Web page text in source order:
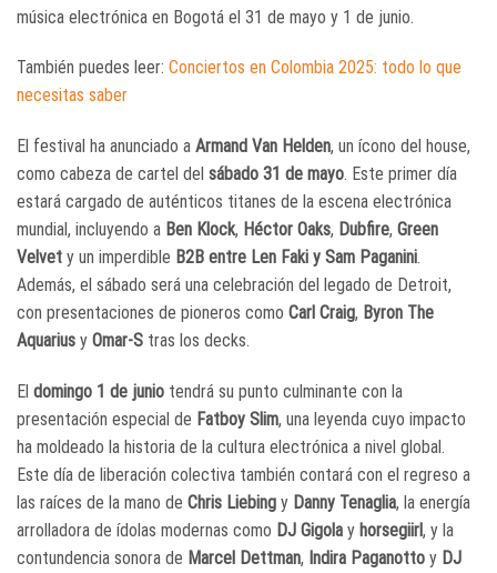
música electrónica en Bogotá el 31 de mayo y 1 de junio.
También puedes leer: Conciertos en Colombia 2025: todo lo que
necesitas saber
El festival ha anunciado a Armand Van Helden, un ícono del house,
como cabeza de cartel del sábado 31 de mayo. Este primer día
estará cargado de auténticos titanes de la escena electrónica
mundial, incluyendo a Ben Klock, Héctor Oaks, Dubfire, Green
Velvet y un imperdible B2B entre Len Faki y Sam Paganini.
Además, el sábado será una celebración del legado de Detroit,
con presentaciones de pioneros como Carl Craig, Byron The
Aquarius y Omar-S tras los decks.
El domingo 1 de junio tendrá su punto culminante con la
presentación especial de Fatboy Slim, una leyenda cuyo impacto
ha moldeado la historia de la cultura electrónica a nivel global.
Este día de liberación colectiva también contará con el regreso a
las raíces de la mano de Chris Liebing y Danny Tenaglia, la energía
arrolladora de ídolas modernas como DJ Gigola y horsegiirl, y la
contundencia sonora de Marcel Dettman, Indira Paganotto y DJ